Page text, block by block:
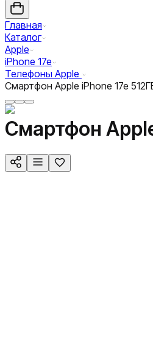
Главная
Каталог
Apple
iPhone 17e
Телефоны Apple
Смартфон Apple iPhone 17e
Смартфон